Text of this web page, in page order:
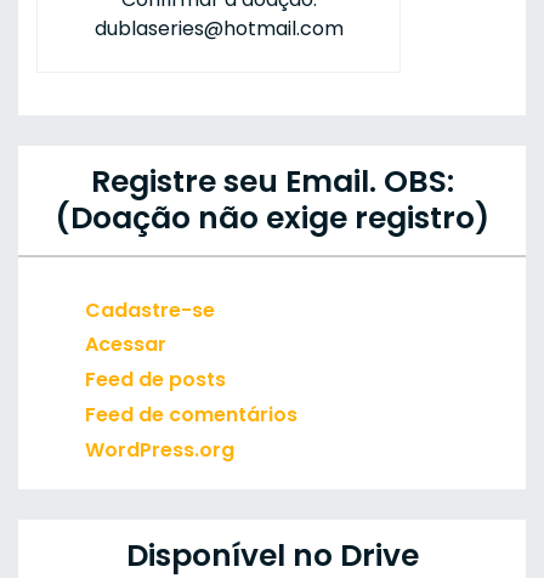
dublaseries@hotmail.com
Registre seu Email. OBS:
(Doação não exige registro)
Cadastre-se
Acessar
Feed de posts
Feed de comentários
WordPress.org
Disponível no Drive